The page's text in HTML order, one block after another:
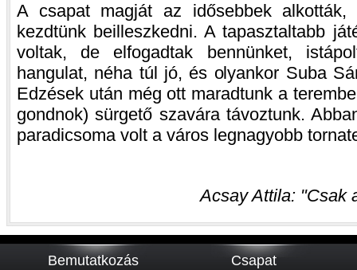
A csapat magját az idősebbek
kezdtünk beilleszkedni. A tapasztaltabb
voltak, de elfogadtak bennünket,
hangulat, néha túl jó, és olyankor Suba
Edzések után még ott maradtunk a
gondnok) sürgető szavára távoztunk.
paradicsoma volt a város legnagyobb
Acsay Attila: "Csak
Bemutatkozás Csapat